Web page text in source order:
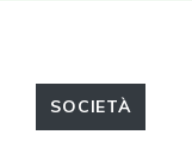
SOCIETÀ